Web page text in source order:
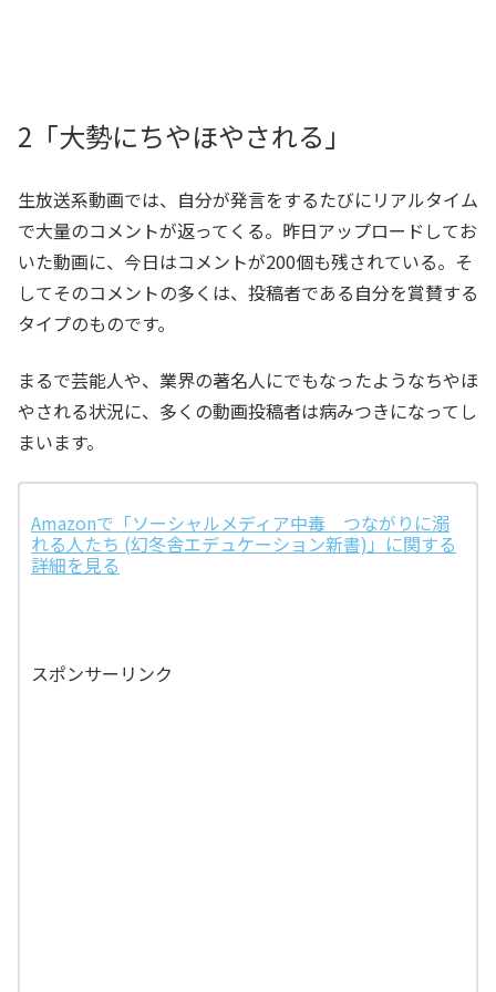
2「大勢にちやほやされる」
生放送系動画では、自分が発言をするたびにリアルタイム
で大量のコメントが返ってくる。昨日アップロードしてお
いた動画に、今日はコメントが200個も残されている。そ
してそのコメントの多くは、投稿者である自分を賞賛する
タイプのものです。
まるで芸能人や、業界の著名人にでもなったようなちやほ
やされる状況に、多くの動画投稿者は病みつきになってし
まいます。
Amazonで「ソーシャルメディア中毒 つながりに溺
れる人たち (幻冬舎エデュケーション新書)」に関する
詳細を見る
スポンサーリンク